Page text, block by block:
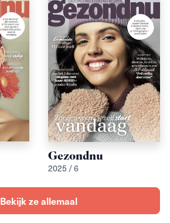
Gezondnu
2025 / 6
Bekijk ze allemaal